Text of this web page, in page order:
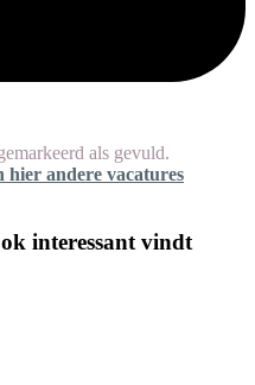
als gevuld.
hier andere vacatures
interessant vindt